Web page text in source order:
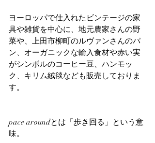
ヨーロッパで仕入れたビンテージの家
具や雑貨を中心に、地元農家さんの野
菜や、上田市柳町のルヴァンさんのパ
ン、オーガニックな輸入食材や赤い実
がシンボルのコーヒー豆、ハンモッ
ク、キリム絨毯なども販売しておりま
す。
pace aroundとは「歩き回る」という意
味。